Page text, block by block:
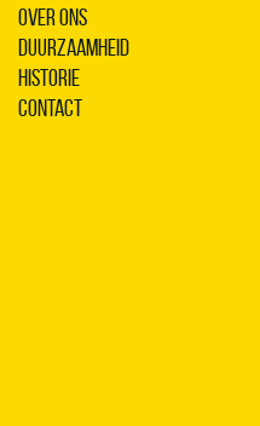
Over ons
Duurzaamheid
Historie
Contact